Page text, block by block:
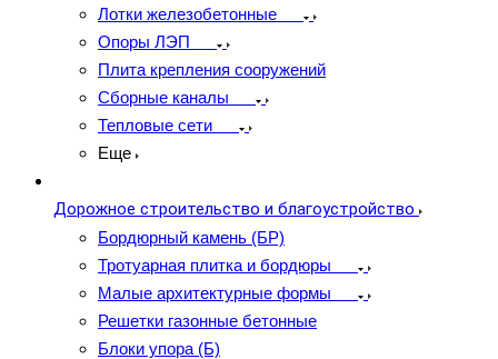
Лотки железобетонные
Опоры ЛЭП
Плита крепления сооружений
Сборные каналы
Тепловые сети
Еще
Дорожное строительство и благоустройство
Бордюрный камень (БР)
Тротуарная плитка и бордюры
Малые архитектурные формы
Решетки газонные бетонные
Блоки упора (Б)